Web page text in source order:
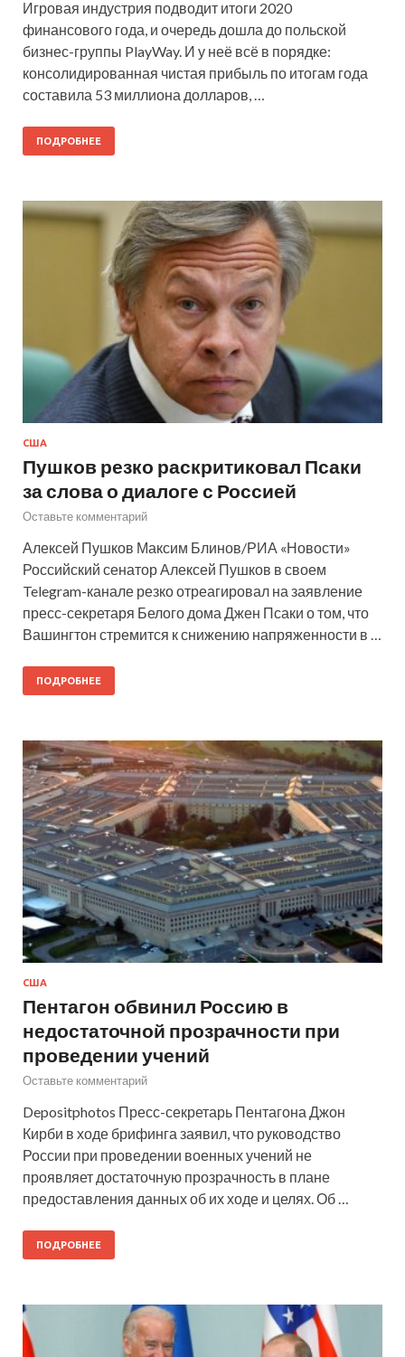
Игровая индустрия подводит итоги 2020
финансового года, и очередь дошла до польской
бизнес-группы PlayWay. И у неё всё в порядке:
консолидированная чистая прибыль по итогам года
составила 53 миллиона долларов, …
ПОДРОБНЕЕ
США
Пушков резко раскритиковал Псаки
за слова о диалоге с Россией
Оставьте комментарий
Алексей Пушков Максим Блинов/РИА «Новости»
Российский сенатор Алексей Пушков в своем
Telegram-канале резко отреагировал на заявление
пресс-секретаря Белого дома Джен Псаки о том, что
Вашингтон стремится к снижению напряженности в …
ПОДРОБНЕЕ
США
Пентагон обвинил Россию в
недостаточной прозрачности при
проведении учений
Оставьте комментарий
Depositphotos Пресс-секретарь Пентагона Джон
Кирби в ходе брифинга заявил, что руководство
России при проведении военных учений не
проявляет достаточную прозрачность в плане
предоставления данных об их ходе и целях. Об …
ПОДРОБНЕЕ